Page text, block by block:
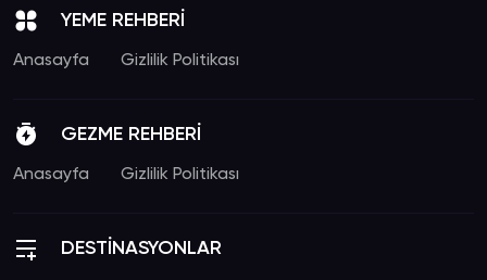
YEME REHBERİ
Anasayfa Gizlilik Politikası
GEZME REHBERİ
Anasayfa Gizlilik Politikası
DESTİNASYONLAR